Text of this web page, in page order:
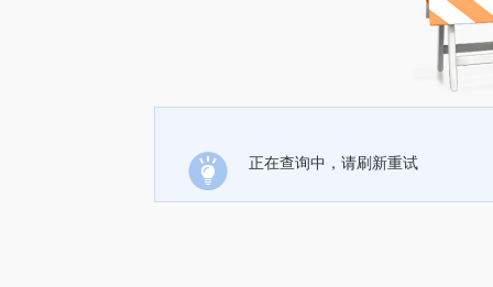
正在查询中，请刷新重试